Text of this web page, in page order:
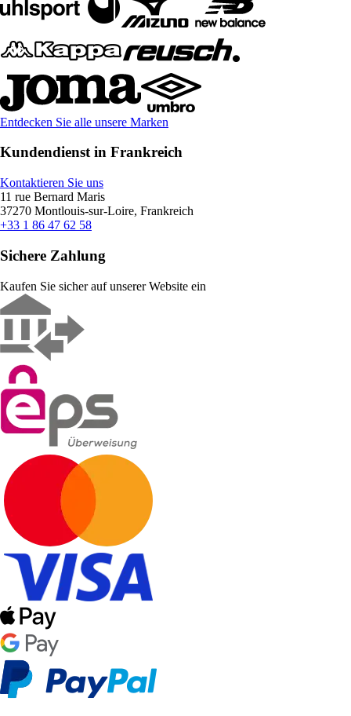
Entdecken Sie alle unsere Marken
Kundendienst in Frankreich
Kontaktieren Sie uns
11 rue Bernard Maris
37270 Montlouis-sur-Loire, Frankreich
+33 1 86 47 62 58
Sichere Zahlung
Kaufen Sie sicher auf unserer Website ein